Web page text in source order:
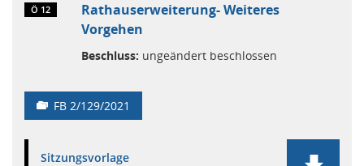
Ö 12
Rathauserweiterung- Weiteres
Vorgehen
Beschluss: ungeändert beschlossen
FB 2/129/2021
Sitzungsvorlage